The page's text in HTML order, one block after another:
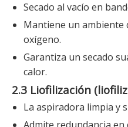
Secado al vacío en
Mantiene un ambiente
oxígeno.
Garantiza un secado
calor.
2.3 Liofilización
La aspiradora limpia y